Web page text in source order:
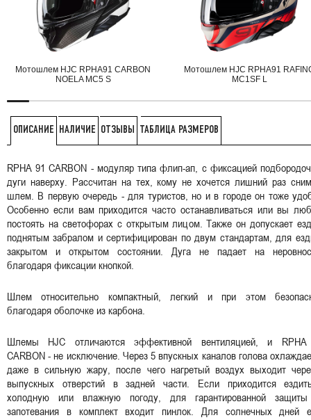
Мотошлем HJC RPHA91 CARBON
NOELA MC5 S
Мотошлем HJC RPHA91
MC1SF L
ОПИСАНИЕ НАЛИЧИЕ ОТЗЫВЫ ТАБЛИЦА РАЗМЕРОВ
RPHA 91 CARBON - модуляр типа флип-ап, с фиксацией
дуги наверху. Рассчитан на тех, кому не хочется лишний раз
шлем. В первую очередь - для туристов, но и в городе он тоже
Особенно если вам приходится часто останавливаться или вы
постоять на светофорах с открытым лицом. Также он допускает
поднятым забралом и сертифицирован по двум стандартам, для
закрытом и открытом состоянии. Дуга не падает на
благодаря фиксации кнопкой.
Шлем относительно компактный, легкий и при этом
благодаря оболочке из карбона.
Шлемы HJC отличаются эффективной вентиляцией, и
CARBON - не исключение. Через 5 впускных каналов голова
даже в сильную жару, после чего нагретый воздух выходит
выпускных отверстий в задней части. Если приходится
холодную или влажную погоду, для гарантированной
запотевания в комплект входит пинлок. Для солнечных дней